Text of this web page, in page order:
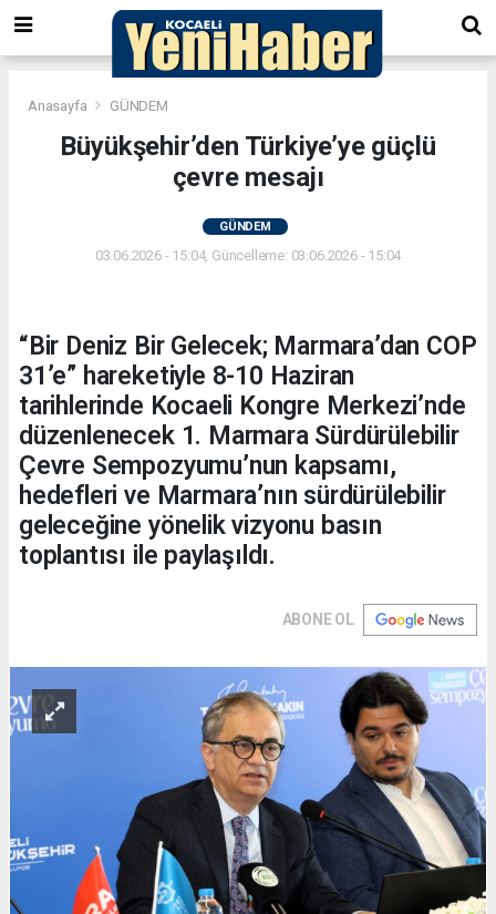
Anasayfa GÜNDEM
Büyükşehir’den Türkiye’ye güçlü
çevre mesajı
GÜNDEM
03.06.2026 - 15:04, Güncelleme: 03.06.2026 - 15:04
“Bir Deniz Bir Gelecek; Marmara’dan COP
31’e” hareketiyle 8-10 Haziran
tarihlerinde Kocaeli Kongre Merkezi’nde
düzenlenecek 1. Marmara Sürdürülebilir
Çevre Sempozyumu’nun kapsamı,
hedefleri ve Marmara’nın sürdürülebilir
geleceğine yönelik vizyonu basın
toplantısı ile paylaşıldı.
ABONE OL